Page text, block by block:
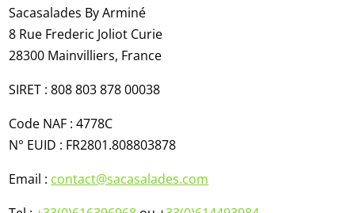
Sacasalades By Arminé
8 Rue Frederic Joliot Curie​
28300 Mainvilliers​, France
SIRET : 808 803 878 00038
Code NAF : 4778C
N° EUID : FR2801.808803878
Email : contact@sacasalades.com